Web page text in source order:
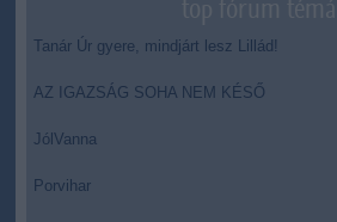
Tanár Úr gyere, mindjárt lesz Lillád!
AZ IGAZSÁG SOHA NEM KÉSŐ
JólVanna
Porvihar